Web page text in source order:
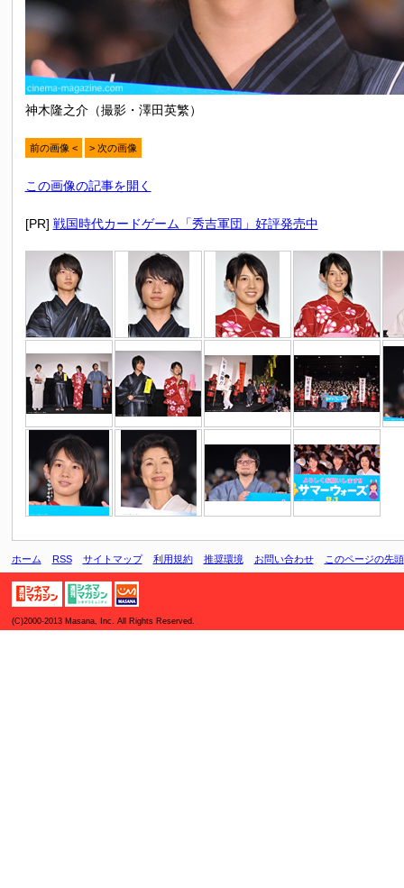
神木隆之介（撮影・澤田英繁）
前の画像 < > 次の画像
この画像の記事を開く
[PR] 戦国時代カードゲーム「秀吉軍団」好評発売中
ホーム RSS サイトマップ 利用規約 推奨環境 お問い合わせ このページの先頭
(C)2000-2013 Masana, Inc. All Rights Reserved.